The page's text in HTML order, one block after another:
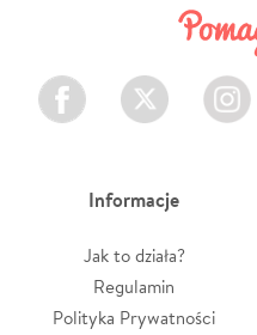
Facebook Twitter
Informacje
Jak to działa?
Regulamin
Polityka Prywatności